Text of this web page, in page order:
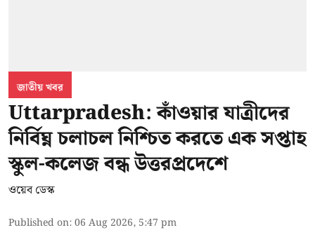
জাতীয় খবর
Uttarpradesh: কাঁওয়ার যাত্রীদের
নির্বিঘ্ন চলাচল নিশ্চিত করতে এক সপ্তাহ
স্কুল-কলেজ বন্ধ উত্তরপ্রদেশে
ওয়েব ডেস্ক
Published on:06 Aug 2026, 5:47 pm